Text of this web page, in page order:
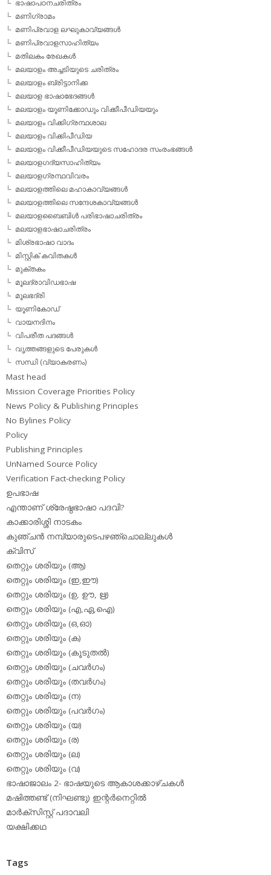
ഭാഷാപഠനചരിത്രം
മണിഗ്രാമം
മണിപ്രവാള ലഘുകാവ്യങ്ങള്‍
മണിപ്രവാളസാഹിത്യം
മതിലകം രേഖകള്‍
മലയാളം അച്ചടിയുടെ ചരിത്രം
മലയാളം ബ്രിട്ടാനിക്ക
മലയാള ഭാഷാഭേദങ്ങള്‍
മലയാളം യൂണിക്കോഡും വിക്കീപീഡിയയും
മലയാളം വിക്കിഗ്രന്ഥശാല
മലയാളം വിക്കിപീഡിയ
മലയാളം വിക്കീപീഡിയയുടെ സഹോദര സംരംഭങ്ങള്‍
മലയാളഗദ്യസാഹിത്യം
മലയാളഗ്രന്ഥവിവരം
മലയാളത്തിലെ മഹാകാവ്യങ്ങള്‍
മലയാളത്തിലെ സന്ദേശകാവ്യങ്ങള്‍
മലയാളബൈബിള്‍ പരിഭാഷാചരിത്രം
മലയാളഭാഷാചരിത്രം
മിശ്രഭാഷാ വാദം
മിസ്റ്റിക് കവിതകള്‍
മുക്തകം
മൂലദ്രാവിഡഭാഷ
മൂലഭദ്രി
യൂണികോഡ്
വായനദിനം
വിപരീത പദങ്ങള്‍
വൃത്തങ്ങളുടെ പേരുകള്‍
സന്ധി (വ്യാകരണം)
Mast head
Mission Coverage Priorities Policy
News Policy & Publishing Principles
No Bylines Policy
Policy
Publishing Principles
UnNamed Source Policy
Verification Fact-checking Policy
ഉപഭാഷ
എന്താണ് ശ്രേഷ്ഠഭാഷാ പദവി?
കാക്കാരിശ്ശി നാടകം
കുഞ്ചന്‍ നമ്പ്യാരുടെപഴഞ്ചൊല്ലുകള്‍
ക്വിസ്
തെറ്റും ശരിയും (ആ)
തെറ്റും ശരിയും (ഇ,ഈ)
തെറ്റും ശരിയും (ഉ, ഊ, ഋ)
തെറ്റും ശരിയും (എ,ഏ,ഐ)
തെറ്റും ശരിയും (ഒ,ഓ)
തെറ്റും ശരിയും (ക)
തെറ്റും ശരിയും (കൂടുതല്‍)
തെറ്റും ശരിയും (ചവര്‍ഗം)
തെറ്റും ശരിയും (തവര്‍ഗം)
തെറ്റും ശരിയും (ന)
തെറ്റും ശരിയും (പവര്‍ഗം)
തെറ്റും ശരിയും (യ)
തെറ്റും ശരിയും (ര)
തെറ്റും ശരിയും (ല)
തെറ്റും ശരിയും (വ)
ഭാഷാജാലം 2- ഭാഷയുടെ ആകാശക്കാഴ്ചകള്‍
മഷിത്തണ്ട് (നിഘണ്ടു) ഇന്റര്‍നെറ്റില്‍
മാര്‍ക്‌സിസ്റ്റ് പദാവലി
യക്ഷിക്കഥ
Tags